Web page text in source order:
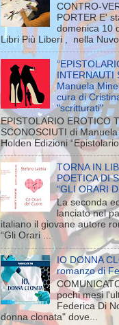
CONTRO-
PORTER E'
domenica 10
Libri Più Liberi , nella
INTERNAUTI
Manuela
cura di
"scritturati"
EPISTOLARIO EROTICO
SCONOSCIUTI di
Holden Edizioni
TORNA IN
POETICA DI
“GLI ORARI
La seconda
lanciato nel
italiano il giovane autore
“Gli Orari ...
IO DONNA
romanzo di
pochi mesi
Federica Di
donna clonata" dove...